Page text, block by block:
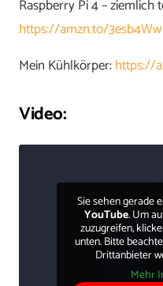
Raspberry Pi 4 – ziemlich
https://amzn.to/3esb4Ww
Mein Kühlkörper:https://
Video:
Sie sehen gerade
YouTube. Um
zuzugreifen,
unten. Bitte
Drittanbieter
Mehr